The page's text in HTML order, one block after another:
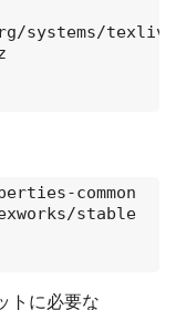
systems/
common
stable
トに必要な